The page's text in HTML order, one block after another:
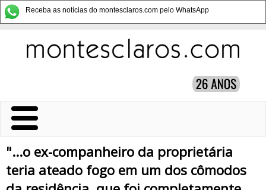
Receba as notícias do montesclaros.com pelo WhatsApp
"...o ex-companheiro da proprietária
teria ateado fogo em um dos cômodos